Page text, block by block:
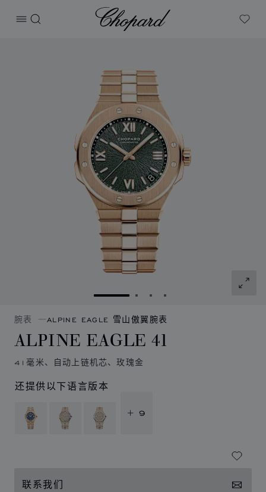
打开菜单
搜索
Chopard
My
转到幻灯片 1转到幻灯片 2
转到幻灯片 3
转到幻灯片 4
腕表 ALPINE EAGLE 雪山傲翼腕表
ALPINE EAGLE 41
41毫米、自动上链机芯、玫瑰金
还提供以下语言版本
+ 9
联系我们